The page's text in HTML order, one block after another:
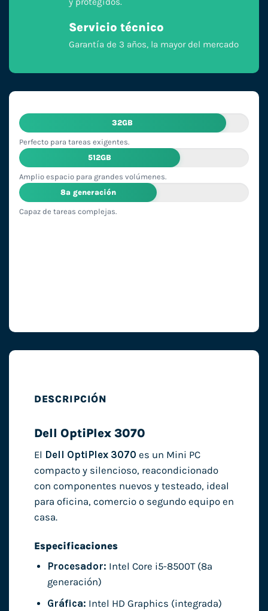
Servicio técnico
Garantía de 3 años, la mayor del mercado
32GB
Perfecto para tareas exigentes.
512GB
Amplio espacio para grandes volúmenes.
8ª generación
Capaz de tareas complejas.
DESCRIPCIÓN
Dell OptiPlex 3070
El Dell OptiPlex 3070 es un Mini PC
compacto y silencioso, reacondicionado
con componentes nuevos y testeado, ideal
para oficina, comercio o segundo equipo en
casa.
Especificaciones
Procesador: Intel Core i5-8500T (8ª
generación)
Gráfica: Intel HD Graphics (integrada)